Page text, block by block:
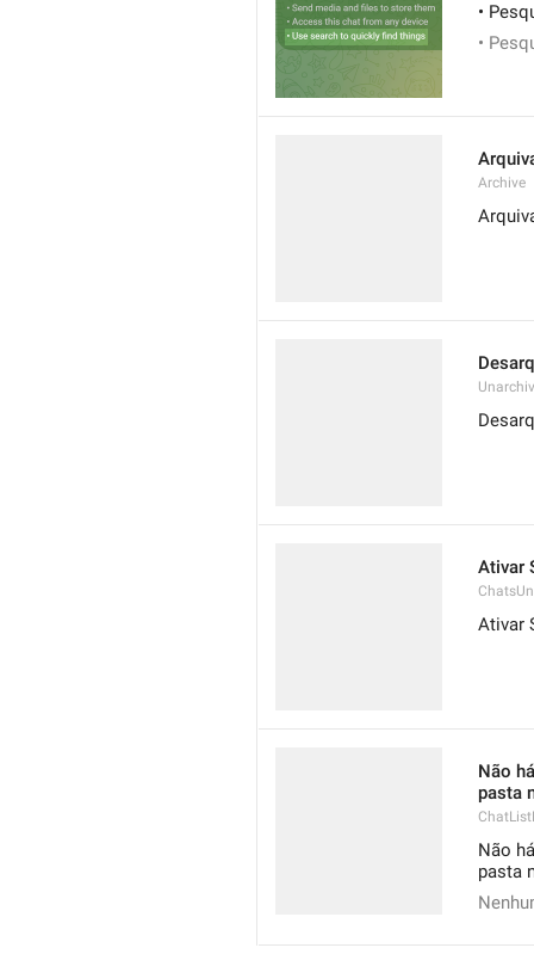
•
•
Archive
Ativar
Ativar
Não
pasta
Não
pasta